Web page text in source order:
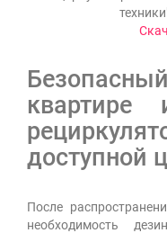
доступной
После
необходимость